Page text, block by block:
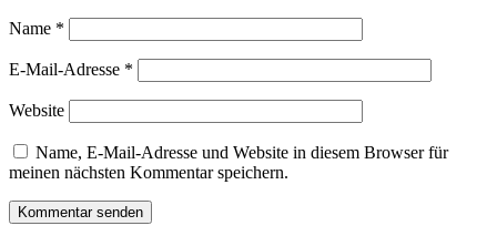
Name *
E-Mail-Adresse *
Website
Name, E-Mail-Adresse und Website in diesem Browser für
meinen nächsten Kommentar speichern.